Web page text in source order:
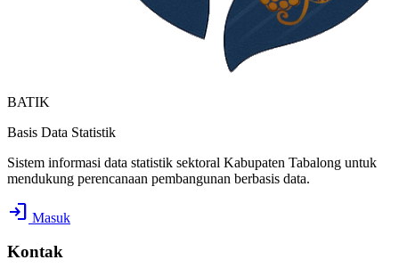
BATIK
Basis Data Statistik
Sistem informasi data statistik sektoral Kabupaten Tabalong untuk
mendukung perencanaan pembangunan berbasis data.
login Masuk
Kontak